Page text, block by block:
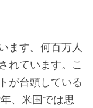
ます。何百万人
れています。こ
が台頭している
、米国では思